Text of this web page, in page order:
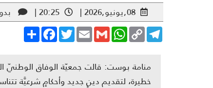
08,يونيو,2026 | 20:25 |
Share
FacebookTwitterEmailGmail
WhatsAppCopy
Link
Telegram
منامة بوست: قالت جمعيّة الوفاق الوطنيّ
خطيرة، لتقديم دينٍ جديد وأحكامٍ شرعيَّة